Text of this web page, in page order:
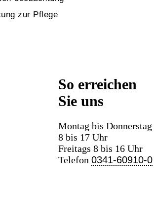
zur Pflege
So erreichen
Sie uns
Montag bis Donnerstag
8 bis 17 Uhr
Freitags 8 bis 16 Uhr
Telefon 0341-60910-0